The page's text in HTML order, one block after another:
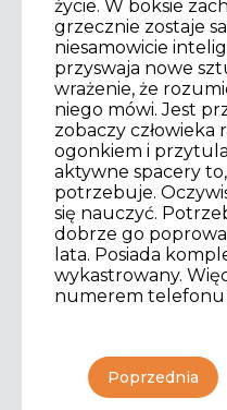
życie. W boksie
grzecznie zostaje
niesamowicie
przyswaja nowe
wrażenie, że
niego mówi. Jest
zobaczy człowieka
ogonkiem i przytula
aktywne spacery
potrzebuje.
się nauczyć.
dobrze go
lata. Posiada
wykastrowany.
numerem telefonu
Poprzednia